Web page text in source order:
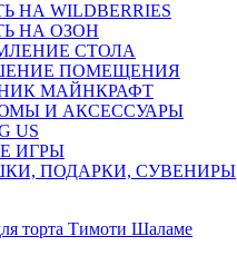
НА WILDBERRIES
НА ОЗОН
СТОЛА
ПОМЕЩЕНИЯ
МАЙНКРАФТ
И АКСЕССУАРЫ
US
ИГРЫ
ПОДАРКИ, СУВЕНИРЫ
торта Тимоти Шаламе